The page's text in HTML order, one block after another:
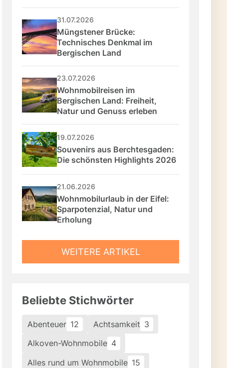
31.07.2026
Müngstener Brücke:
Technisches Denkmal im
Bergischen Land
23.07.2026
Wohnmobilreisen im
Bergischen Land: Freiheit,
Natur und Genuss erleben
19.07.2026
Souvenirs aus Berchtesgaden:
Die schönsten Highlights 2026
21.06.2026
Wohnmobilurlaub in der Eifel:
Sparpotenzial, Natur und
Erholung
WEITERE ARTIKEL
Beliebte Stichwörter
Abenteuer 12 Achtsamkeit 3
Alkoven-Wohnmobile 4
Alles rund um Wohnmobile 15